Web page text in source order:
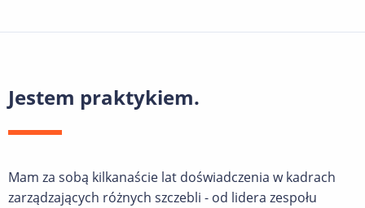
Jestem praktykiem.
Mam za sobą kilkanaście lat doświadczenia w kadrach
zarządzających różnych szczebli - od lidera zespołu